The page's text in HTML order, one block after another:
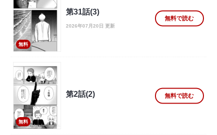
無料
第31話(3)
2026年07月20日 更新
無料で読む
無料
第2話(2) 無料で読む